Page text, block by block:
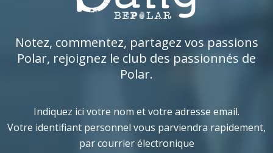
Notez, commentez, partagez vos passions
Polar, rejoignez le club des passionnés de
Polar.
Indiquez ici votre nom et votre adresse email.
Votre identifiant personnel vous parviendra rapidement,
par courrier électronique